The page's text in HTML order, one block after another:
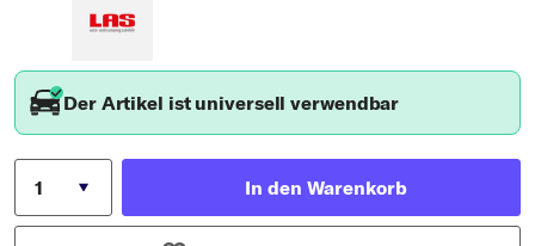
Der Artikel ist universell verwendbar
In den Warenkorb